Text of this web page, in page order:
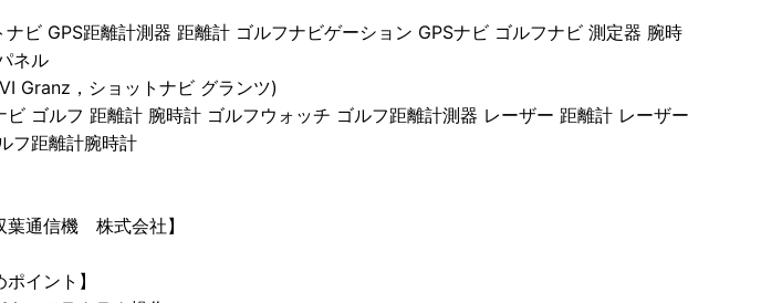
ビ GPS距離計測器 距離計 ゴルフナビゲーション GPSナビ ゴルフナビ 測定器 腕時
ネル
Granz，ショットナビ グランツ)
ビ ゴルフ 距離計 腕時計 ゴルフウォッチ ゴルフ距離計測器 レーザー 距離計 レーザー
フ距離計腕時計
葉通信機 株式会社】
ポイント】